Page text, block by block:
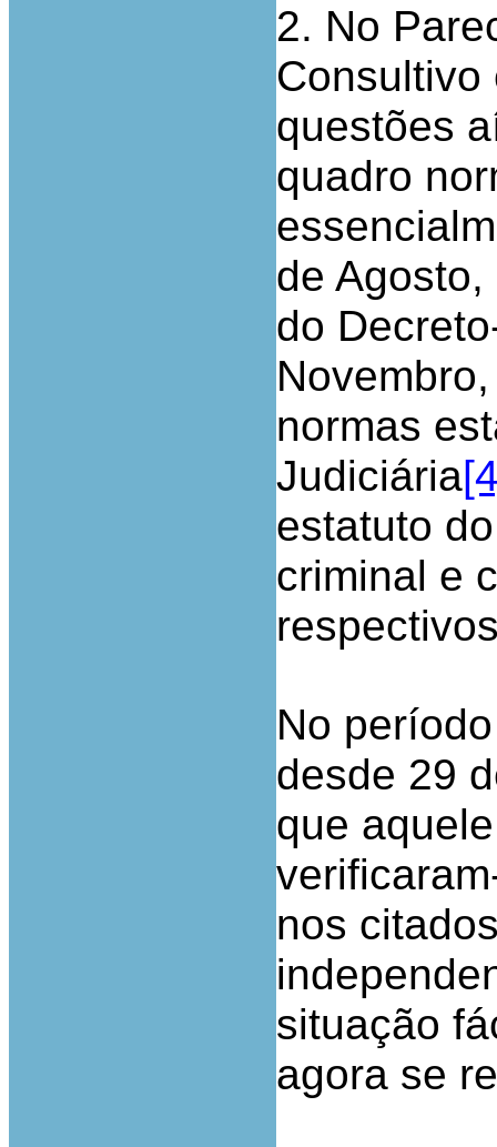
2. No
Consultivo
questões
quadro
de
do
normas
Judiciária
estatuto
criminal e
No
desde 29
que
nos
situação
agora se